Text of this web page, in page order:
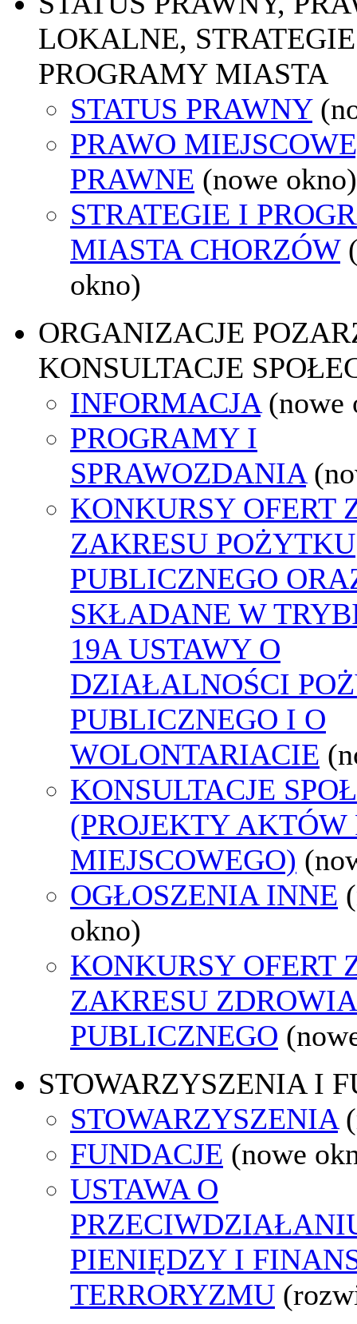
LOKALNE,
PROGRAMY MIASTA
STATUS PRAWNY
PRAWO
PRAWNE (nowe okno)
STRATEGIE I
MIASTA CHORZÓW
okno)
ORGANIZACJE
KONSULTACJE
INFORMACJA (nowe
PROGRAMY I
SPRAWOZDANIA
KONKURSY OFERT
ZAKRESU POŻYTKU
PUBLICZNEGO
SKŁADANE W
19A USTAWY O
DZIAŁALNOŚCI
PUBLICZNEGO I O
WOLONTARIACIE
KONSULTACJE
(PROJEKTY AKTÓW
MIEJSCOWEGO)
OGŁOSZENIA INNE
okno)
KONKURSY OFERT
ZAKRESU ZDROWIA
PUBLICZNEGO
STOWARZYSZENIA I
STOWARZYSZENIA
FUNDACJE (nowe
USTAWA O
PIENIĘDZY I
TERRORYZMU